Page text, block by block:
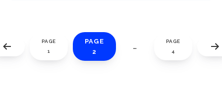
PAGE
1
PAGE
2
…
PAGE
4